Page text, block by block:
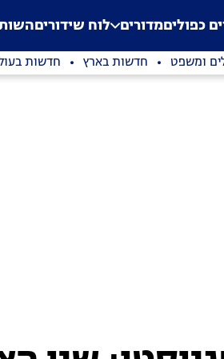
Application error: a
. כפוליםמדורים לוח שידורים
ומשפט חדשות בארץ חדשות